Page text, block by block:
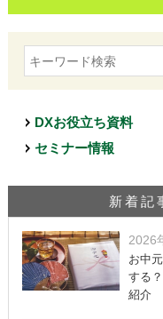
DXお役立ち資料
セミナー情報
新着記
2026
お中
する
紹介